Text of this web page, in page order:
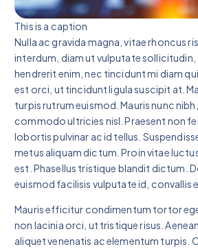
This is a caption
Nulla ac gravida magna, vitae rhoncus
interdum, diam ut vulputate sollicitudin,
hendrerit enim, nec tincidunt mi diam
est orci, ut tincidunt ligula suscipit at.
turpis rutrum euismod. Mauris nunc
commodo ultricies nisl. Praesent non
lobortis pulvinar ac id tellus.
metus aliquam dictum. Proin vitae
est. Phasellus tristique blandit dictum.
euismod facilisis vulputate id, convallis
Mauris efficitur condimentum tortor
non lacinia orci, ut tristique risus.
aliquet venenatis ac elementum turpis.